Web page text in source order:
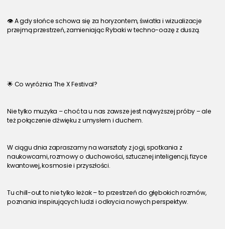
👁 A gdy słońce schowa się za horyzontem, światła i wizualizacje
przejmą przestrzeń, zamieniając Rybaki w techno-oazę z duszą.
🌟 Co wyróżnia The X Festival?
Nie tylko muzyka – choć ta u nas zawsze jest najwyższej próby – ale
też połączenie dźwięku z umysłem i duchem.
W ciągu dnia zapraszamy na warsztaty z jogi, spotkania z
naukowcami, rozmowy o duchowości, sztucznej inteligencji, fizyce
kwantowej, kosmosie i przyszłości.
Tu chill-out to nie tylko leżak – to przestrzeń do głębokich rozmów,
poznania inspirujących ludzi i odkrycia nowych perspektyw.